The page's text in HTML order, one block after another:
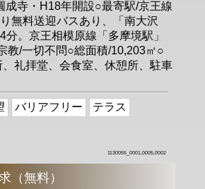
成寺・H18年開設○最寄駅/京王線
無料送迎バスあり、「南大沢
分。京王相模原線「多摩境駅」
教/一切不問○総面積/10,203㎡○
礼拝堂、会食室、休憩所、駐車
バリアフリー
テラス
1130055_0001,0005,0002
（無料）